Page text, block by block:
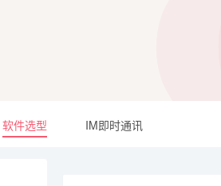
软件选型 IM即时通讯